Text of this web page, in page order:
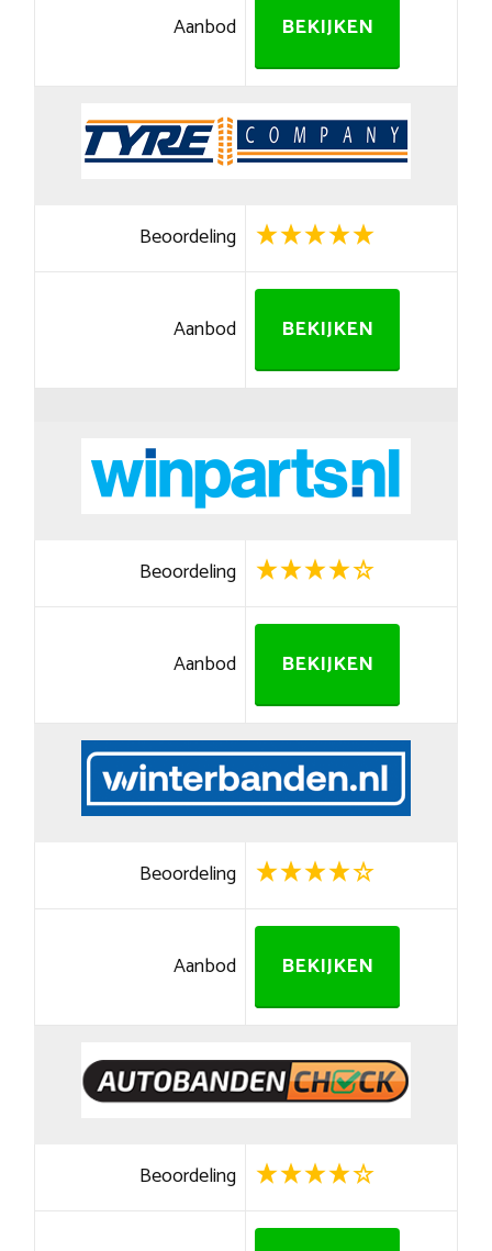
Aanbod BEKIJKEN
Beoordeling
Aanbod BEKIJKEN
Beoordeling
Aanbod BEKIJKEN
Beoordeling
Aanbod BEKIJKEN
Beoordeling